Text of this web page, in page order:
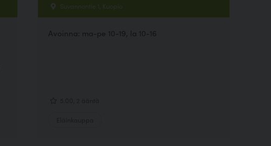
Suvannontie 1, Kuopio
Avoinna: ma-pe 10-19, la 10-16